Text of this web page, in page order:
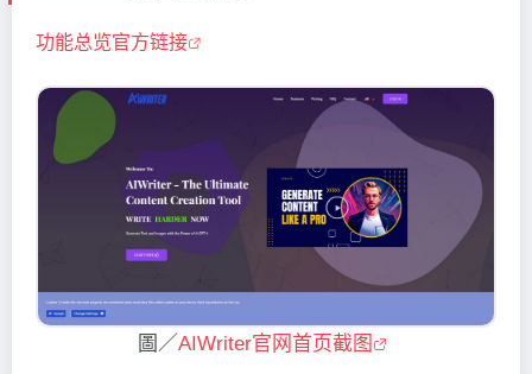
功能总览官方链接
圖／AIWriter官网首页截图